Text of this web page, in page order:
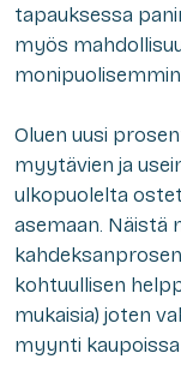
tapauksessa
myös
Oluen uusi
myytävien ja
ulkopuolelta
asemaan. Näistä
kohtuullisen
mukaisia) joten
myynti